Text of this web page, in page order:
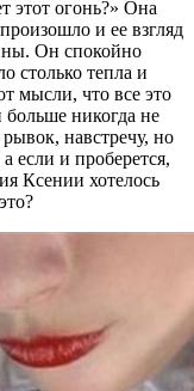
этот огонь?» Она
и ее взгляд
Он спокойно
столько тепла и
мысли, что все это
больше никогда не
навстречу, но
если и проберется,
Ксении хотелось